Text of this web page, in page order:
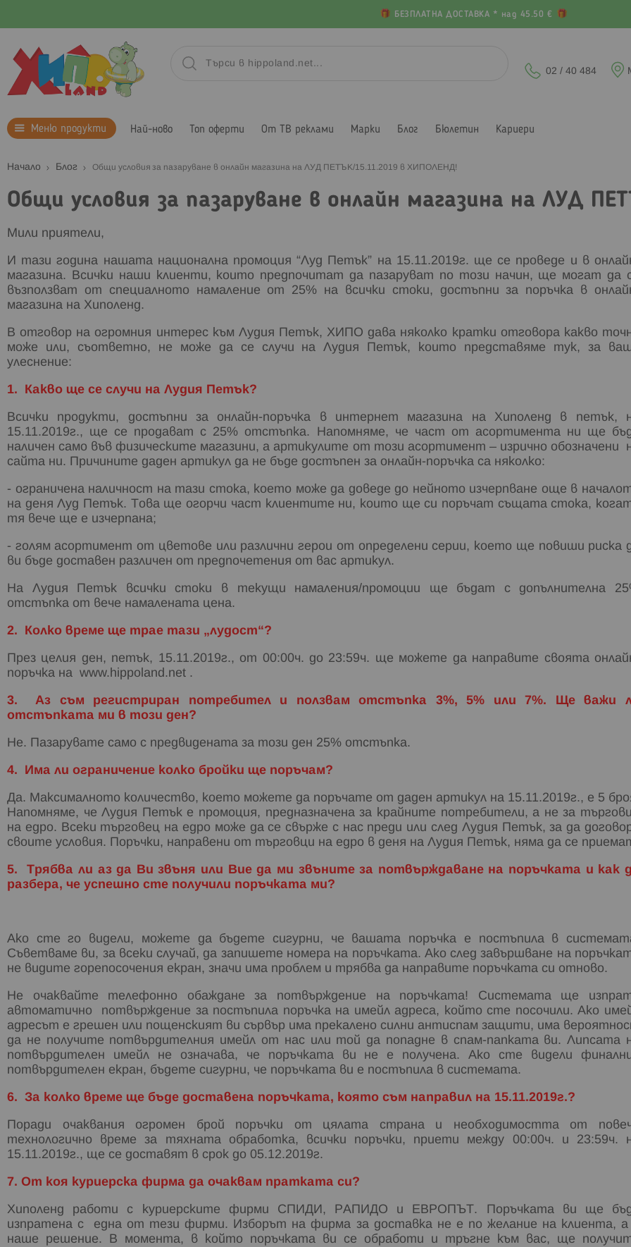
БЕЗПЛАТНА ДОСТАВКА * над 45.50 €
02 / 40 484
Меню продукти Най-ново Топ оферти От ТВ реклами Марки Блог Бюлетин Кариери
Начало Блог Общи условия за пазаруване в онлайн магазина на ЛУД ПЕТЪК/15.11.2019 в ХИПОЛЕНД!
Общи условия за пазаруване в онлайн магазина на ЛУД
Мили приятели,
И тази година нашата национална промоция “Луд Петък” на 15.11.2019г. ще се проведе и в
магазина. Всички наши клиенти, които предпочитат да пазаруват по този начин, ще могат да
възползват от специалното намаление от 25% на всички стоки, достъпни за поръчка в
магазина на Хиполенд.
В отговор на огромния интерес към Лудия Петък, ХИПО дава няколко кратки отговора какво
може или, съответно, не може да се случи на Лудия Петък, които представяме тук, за
улеснение:
1. Какво ще се случи на Лудия Петък?
Всички продукти, достъпни за онлайн-поръчка в интернет магазина на Хиполенд в петък,
15.11.2019г., ще се продават с 25% отстъпка. Напомняме, че част от асортимента ни ще
наличен само във физическите магазини, а артикулите от този асортимент – изрично обозначени
сайта ни. Причините даден артикул да не бъде достъпен за онлайн-поръчка са няколко:
- ограничена наличност на тази стока, което може да доведе до нейното изчерпване още в
на деня Луд Петък. Това ще огорчи част клиентите ни, които ще си поръчат същата стока,
тя вече ще е изчерпана;
- голям асортимент от цветове или различни герои от определени серии, което ще повиши риска
ви бъде доставен различен от предпочетения от вас артикул.
На Лудия Петък всички стоки в текущи намаления/промоции ще бъдат с допълнителна
отстъпка от вече намалената цена.
2. Колко време ще трае тази „лудост“?
През целия ден, петък, 15.11.2019г., от 00:00ч. до 23:59ч. ще можете да направите своята
поръчка на www.hippoland.net .
3. Аз съм регистриран потребител и ползвам отстъпка 3%, 5% или 7%. Ще важи
отстъпката ми в този ден?
Не. Пазарувате само с предвидената за този ден 25% отстъпка.
4. Има ли ограничение колко бройки ще поръчам?
Да. Максималното количество, което можете да поръчате от даден артикул на 15.11.2019г., е 5
Напомняме, че Лудия Петък е промоция, предназначена за крайните потребители, а не за
на едро. Всеки търговец на едро може да се свърже с нас преди или след Лудия Петък, за да
своите условия. Поръчки, направени от търговци на едро в деня на Лудия Петък, няма да се
5. Трябва ли аз да Ви звъня или Вие да ми звъните за потвърждаване на поръчката и как
разбера, че успешно сте получили поръчката ми?
Ако сте го видели, можете да бъдете сигурни, че вашата поръчка е постъпила в
Съветваме ви, за всеки случай, да запишете номера на поръчката. Ако след завършване на
не видите горепосочения екран, значи има проблем и трябва да направите поръчката си отново.
Не очаквайте телефонно обаждане за потвърждение на поръчката! Системата ще
автоматично потвърждение за постъпила поръчка на имейл адреса, който сте посочили. Ако
адресът е грешен или пощенският ви сървър има прекалено силни антиспам защити, има
да не получите потвърдителния имейл от нас или той да попадне в спам-папката ви. Липсата
потвърдителен имейл не означава, че поръчката ви не е получена. Ако сте видели
потвърдителен екран, бъдете сигурни, че поръчката ви е постъпила в системата.
6. За колко време ще бъде доставена поръчката, която съм направил на 15.11.2019г.?
Поради очаквания огромен брой поръчки от цялата страна и необходимостта от
технологично време за тяхната обработка, всички поръчки, приети между 00:00ч. и 23:59ч.
15.11.2019г., ще се доставят в срок до 05.12.2019г.
7. От коя куриерска фирма да очаквам пратката си?
Хиполенд работи с куриерските фирми СПИДИ, РАПИДО и ЕВРОПЪТ. Поръчката ви ще
изпратена с една от тези фирми. Изборът на фирма за доставка не е по желание на клиента, а
наше решение. В момента, в който поръчката ви се обработи и тръгне към вас, ще